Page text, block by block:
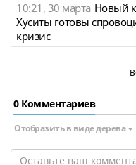
10:21, 30 марта Новый
Хуситы готовы
кризис
0 Комментариев
Отобразить в виде дерева